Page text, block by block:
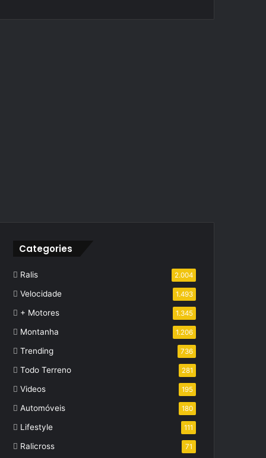
Categories
Ralis 2.004
Velocidade 1.493
+ Motores 1.345
Montanha 1.206
Trending 736
Todo Terreno 281
Videos 195
Automóveis 180
Lifestyle 111
Ralicross 71